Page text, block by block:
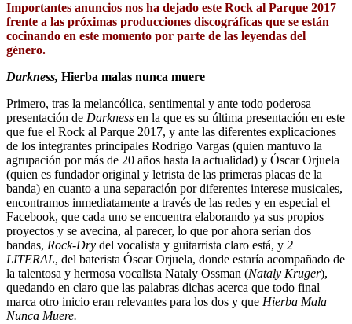
Importantes anuncios nos ha dejado este Rock al Parque 2017
frente a las próximas producciones discográficas que se están
cocinando en este momento por parte de las leyendas del
género.
Darkness, Hierba malas nunca muere
Primero, tras la melancólica, sentimental y ante todo poderosa
presentación de Darkness en la que es su última presentación en este
que fue el Rock al Parque 2017, y ante las diferentes explicaciones
de los integrantes principales Rodrigo Vargas (quien mantuvo la
agrupación por más de 20 años hasta la actualidad) y Óscar Orjuela
(quien es fundador original y letrista de las primeras placas de la
banda) en cuanto a una separación por diferentes interese musicales,
encontramos inmediatamente a través de las redes y en especial el
Facebook, que cada uno se encuentra elaborando ya sus propios
proyectos y se avecina, al parecer, lo que por ahora serían dos
bandas, Rock-Dry del vocalista y guitarrista claro está, y 2
LITERAL, del baterista Óscar Orjuela, donde estaría acompañado de
la talentosa y hermosa vocalista Nataly Ossman (Nataly Kruger),
quedando en claro que las palabras dichas acerca que todo final
marca otro inicio eran relevantes para los dos y que Hierba Mala
Nunca Muere.